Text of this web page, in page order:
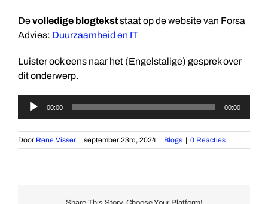
Devolledige blogtekststaat op de website van Forsa
Advies: Duurzaamheid en IT
Luister ook eens naar het (Engelstalige) gesprek over
dit onderwerp.
Audiospeler
00:00 00:00
Door Rene Visser | september 23rd, 2024 | Blogs | 0 Reacties